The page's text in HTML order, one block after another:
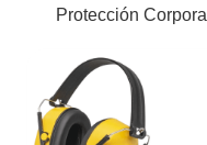
Protección Corporal